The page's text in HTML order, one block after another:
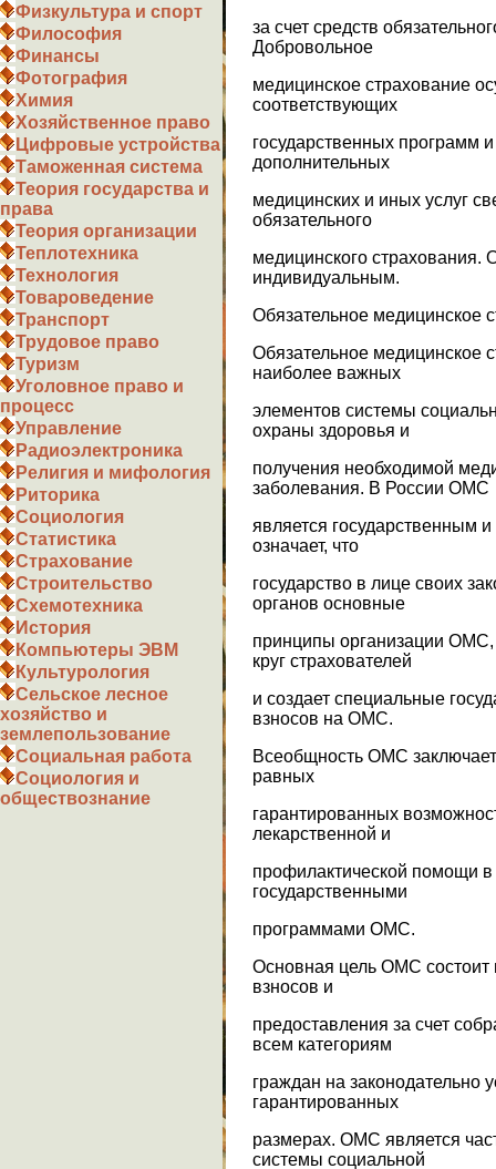
Физкультура и спорт
Философия
Финансы
Фотография
Химия
Хозяйственное право
Цифровые устройства
Таможенная система
Теория государства и
права
Теория организации
Теплотехника
Технология
Товароведение
Транспорт
Трудовое право
Туризм
Уголовное право и
процесс
Управление
Радиоэлектроника
Религия и мифология
Риторика
Социология
Статистика
Страхование
Строительство
Схемотехника
История
Компьютеры ЭВМ
Культурология
Сельское лесное
хозяйство и
землепользование
Социальная работа
Социология и
обществознание
за счет средств
Добровольное
медицинское страхование
соответствующих
государственных программ
дополнительных
медицинских и иных услуг
обязательного
медицинского
индивидуальным.
Обязательное медицинское
Обязательное медицинское
наиболее важных
элементов системы
охраны здоровья и
получения необходимой
заболевания. В России ОМС
является государственным
означает, что
государство в лице своих
органов основные
принципы организации ОМС,
круг страхователей
и создает специальные
взносов на ОМС.
Всеобщность ОМС
равных
гарантированных
лекарственной и
профилактической помощи
государственными
программами ОМС.
Основная цель ОМС состоит
взносов и
предоставления за счет
всем категориям
граждан на законодательно
гарантированных
размерах. ОМС является
системы социальной